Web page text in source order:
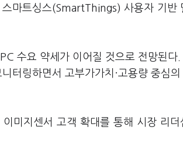
마트싱스(SmartThings) 사용자 기반
수요 약세가 이어질 것으로 전망된다
터링하면서 고부가가치·고용량 중심의
미지센서 고객 확대를 통해 시장 리더